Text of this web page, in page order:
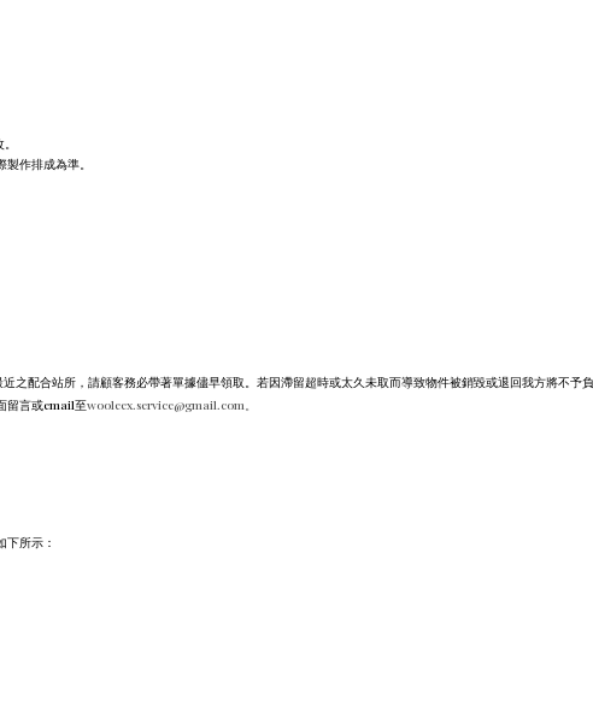
作排成為準。
之配合站所，請顧客務必帶著單據儘早領取。若因滯留超時或太久未取而導致物件被銷毀或退回我方將不予
留言或email至wooleex.service@gmail.com。
所示：